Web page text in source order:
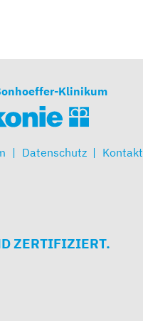
Klinikum
Datenschutz Kontakt
ZERTIFIZIERT.